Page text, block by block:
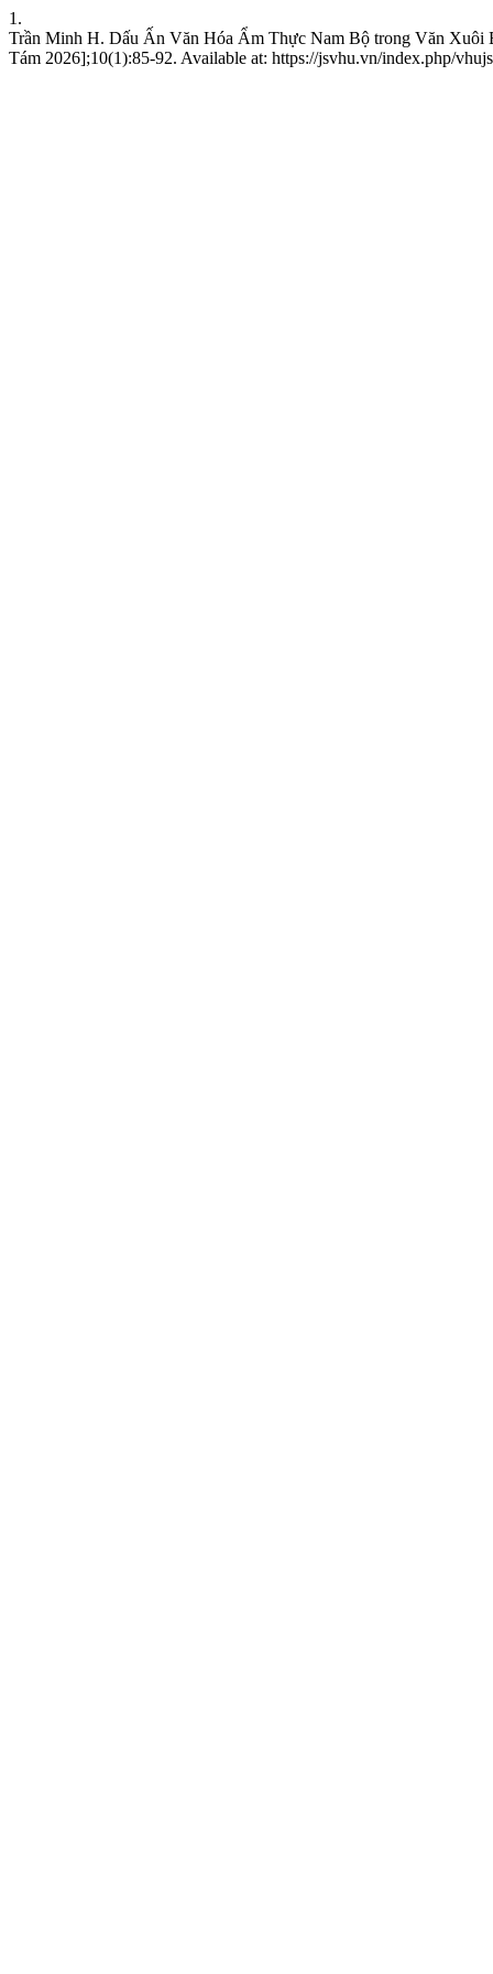
1.
Trần Minh H. Dấu Ấn Văn Hóa Ẩm Thực Nam Bộ trong Văn
Tám 2026];10(1):85-92. Available at: https://jsvhu.vn/index.php/